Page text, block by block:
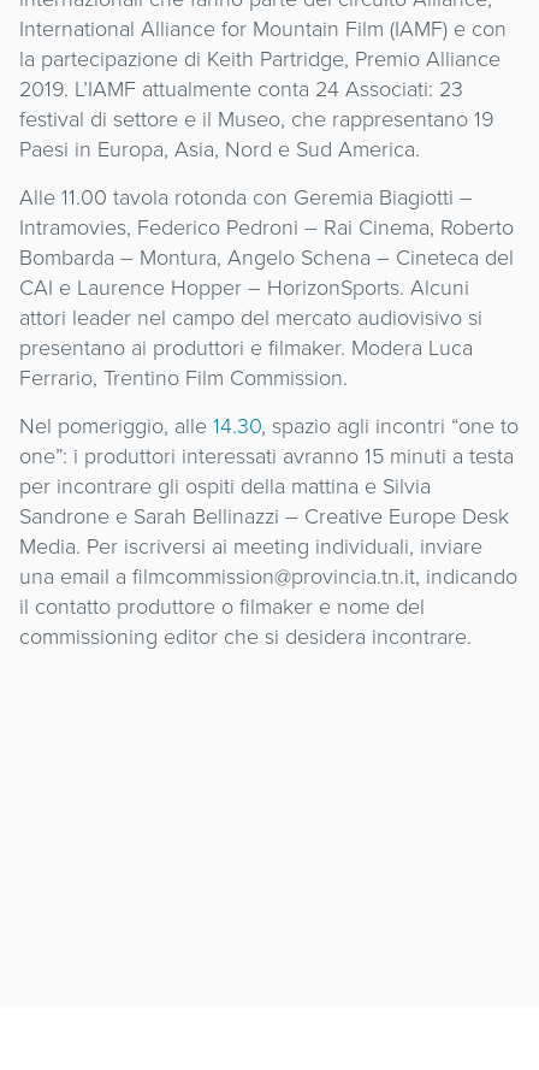
International Alliance for Mountain Film (IAMF) e con
la partecipazione di Keith Partridge, Premio Alliance
2019. L’IAMF attualmente conta 24 Associati: 23
festival di settore e il Museo, che rappresentano 19
Paesi in Europa, Asia, Nord e Sud America.
Alle 11.00 tavola rotonda con Geremia Biagiotti –
Intramovies, Federico Pedroni – Rai Cinema, Roberto
Bombarda – Montura, Angelo Schena – Cineteca del
CAI e Laurence Hopper – HorizonSports. Alcuni
attori leader nel campo del mercato audiovisivo si
presentano ai produttori e filmaker. Modera Luca
Ferrario, Trentino Film Commission.
Nel pomeriggio, alle 14.30, spazio agli incontri “one to
one”: i produttori interessati avranno 15 minuti a testa
per incontrare gli ospiti della mattina e Silvia
Sandrone e Sarah Bellinazzi – Creative Europe Desk
Media. Per iscriversi ai meeting individuali, inviare
una email a filmcommission@provincia.tn.it, indicando
il contatto produttore o filmaker e nome del
commissioning editor che si desidera incontrare.